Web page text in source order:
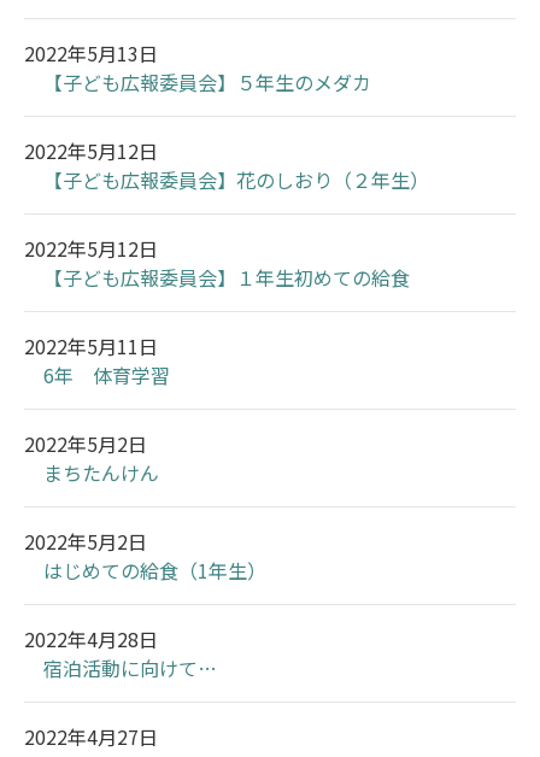
2022年5月13日
【子ども広報委員会】５年生のメダカ
2022年5月12日
【子ども広報委員会】花のしおり（２年生）
2022年5月12日
【子ども広報委員会】１年生初めての給食
2022年5月11日
6年 体育学習
2022年5月2日
まちたんけん
2022年5月2日
はじめての給食（1年生）
2022年4月28日
宿泊活動に向けて…
2022年4月27日